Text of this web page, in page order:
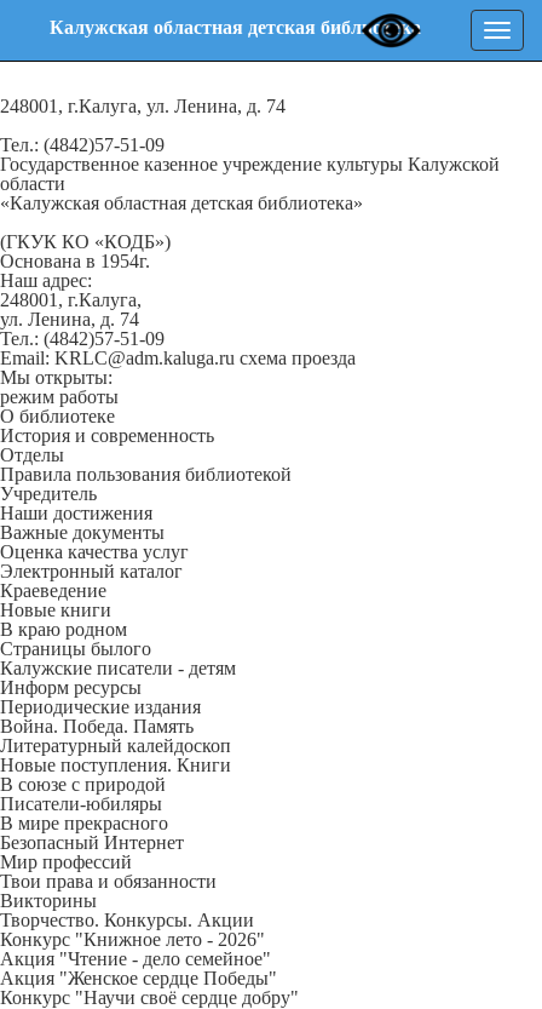
Калужская областная детская библиотека
248001, г.Калуга, ул. Ленина, д. 74
Тел.: (4842)57-51-09
Государственное казенное учреждение культуры Калужской
области
«Калужская областная детская библиотека»
(ГКУК КО «КОДБ»)
Основана в 1954г.
Наш адрес:
248001, г.Калуга,
ул. Ленина, д. 74
Тел.: (4842)57-51-09
Email: KRLC@adm.kaluga.ru схема проезда
Мы открыты:
режим работы
О библиотеке
История и современность
Отделы
Правила пользования библиотекой
Учредитель
Наши достижения
Важные документы
Оценка качества услуг
Электронный каталог
Краеведение
Новые книги
В краю родном
Страницы былого
Калужские писатели - детям
Информ ресурсы
Периодические издания
Война. Победа. Память
Литературный калейдоскоп
Новые поступления. Книги
В союзе с природой
Писатели-юбиляры
В мире прекрасного
Безопасный Интернет
Мир профессий
Твои права и обязанности
Викторины
Творчество. Конкурсы. Акции
Конкурс "Книжное лето - 2026"
Акция "Чтение - дело семейное"
Акция "Женское сердце Победы"
Конкурс "Научи своё сердце добру"